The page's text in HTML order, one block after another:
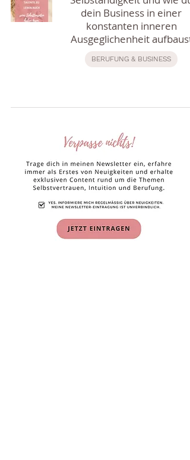
dein Business in einer
konstanten inneren
Ausgeglichenheit aufbaust
BERUFUNG & BUSINESS